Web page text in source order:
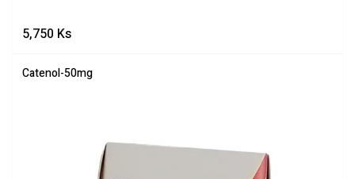
5,750 Ks
Catenol-50mg